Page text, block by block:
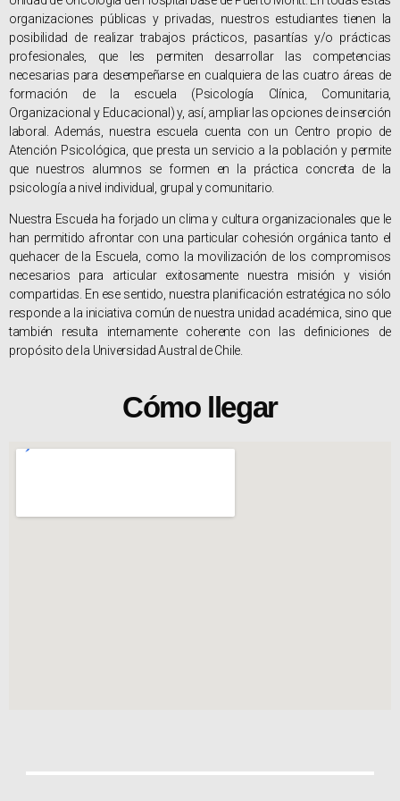
organizaciones públicas y privadas, nuestros estudiantes tienen la
posibilidad de realizar trabajos prácticos, pasantías y/o prácticas
profesionales, que les permiten desarrollar las competencias
necesarias para desempeñarse en cualquiera de las cuatro áreas de
formación de la escuela (Psicología Clínica, Comunitaria,
Organizacional y Educacional) y, así, ampliar las opciones de inserción
laboral. Además, nuestra escuela cuenta con un Centro propio de
Atención Psicológica, que presta un servicio a la población y permite
que nuestros alumnos se formen en la práctica concreta de la
psicología a nivel individual, grupal y comunitario.
Nuestra Escuela ha forjado un clima y cultura organizacionales que le
han permitido afrontar con una particular cohesión orgánica tanto el
quehacer de la Escuela, como la movilización de los compromisos
necesarios para articular exitosamente nuestra misión y visión
compartidas. En ese sentido, nuestra planificación estratégica no sólo
responde a la iniciativa común de nuestra unidad académica, sino que
también resulta internamente coherente con las definiciones de
propósito de la Universidad Austral de Chile.
Cómo llegar